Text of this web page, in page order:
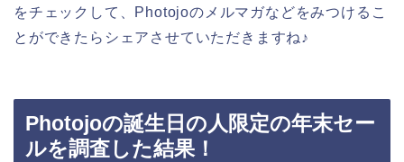
をチェックして、Photojoのメルマガなどをみつけるこ
とができたらシェアさせていただきますね♪
Photojoの誕生日の人限定の年末セー
ルを調査した結果！